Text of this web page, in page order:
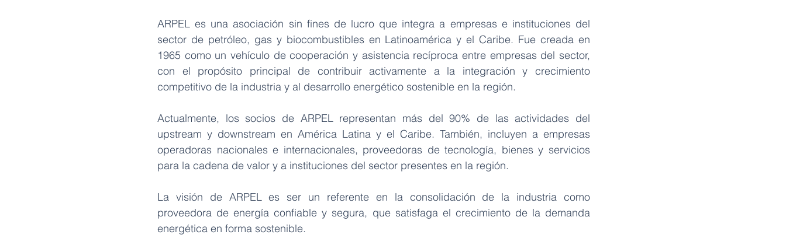
ARPEL es una asociación sin fines de lucro que integra a empresas e instituciones del
sector de petróleo, gas y biocombustibles en Latinoamérica y el Caribe. Fue creada en
1965 como un vehículo de cooperación y asistencia recíproca entre empresas del sector,
con el propósito principal de contribuir activamente a la integración y crecimiento
competitivo de la industria y al desarrollo energético sostenible en la región.
Actualmente, los socios de ARPEL representan más del 90% de las actividades del
upstream y downstream en América Latina y el Caribe. También, incluyen a empresas
operadoras nacionales e internacionales, proveedoras de tecnología, bienes y servicios
para la cadena de valor y a instituciones del sector presentes en la región.
La visión de ARPEL es ser un referente en la consolidación de la industria como
proveedora de energía confiable y segura, que satisfaga el crecimiento de la demanda
energética en forma sostenible.